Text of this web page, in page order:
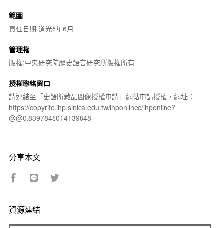
範圍
責任日期:道光8年6月
管理權
版權:中央研究院歷史語言研究所版權所有
授權聯絡窗口
請連結至「史語所藏品圖像授權申請」網站申請授權，網址：
https://copyrite.ihp.sinica.edu.tw/ihponlinec/ihponline?
@@0.8397848014139848
分享本文
資源連結